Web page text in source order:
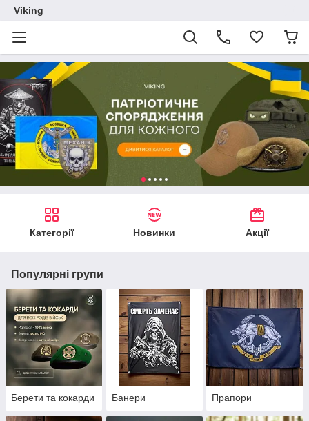
Viking
Категорії Новинки Акції
Популярні групи
Берети та кокарди Банери Прапори